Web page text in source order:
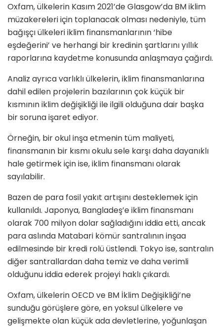
Oxfam, ülkelerin Kasım 2021’de Glasgow’da BM iklim
müzakereleri için toplanacak olması nedeniyle, tüm
bağışçı ülkeleri iklim finansmanlarının ‘hibe
eşdeğerini’ ve herhangi bir kredinin şartlarını yıllık
raporlarına kaydetme konusunda anlaşmaya çağırdı.
Analiz ayrıca varlıklı ülkelerin, iklim finansmanlarına
dahil edilen projelerin bazılarının çok küçük bir
kısmının iklim değişikliği ile ilgili olduğuna dair başka
bir soruna işaret ediyor.
Örneğin, bir okul inşa etmenin tüm maliyeti,
finansmanın bir kısmı okulu sele karşı daha dayanıklı
hale getirmek için ise, iklim finansmanı olarak
sayılabilir.
Bazen de para fosil yakıt artışını desteklemek için
kullanıldı. Japonya, Bangladeş’e iklim finansmanı
olarak 700 milyon dolar sağladığını iddia etti, ancak
para aslında Matabari kömür santralının inşaa
edilmesinde bir kredi rolü üstlendi. Tokyo ise, santralın
diğer santrallardan daha temiz ve daha verimli
olduğunu iddia ederek projeyi haklı çıkardı.
Oxfam, ülkelerin OECD ve BM İklim Değişikliği’ne
sunduğu görüşlere göre, en yoksul ülkelere ve
gelişmekte olan küçük ada devletlerine, yoğunlaşan